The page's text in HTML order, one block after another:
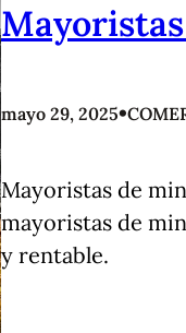
mayo 29, 2025•
Mayoristas de
mayoristas de
y rentable.